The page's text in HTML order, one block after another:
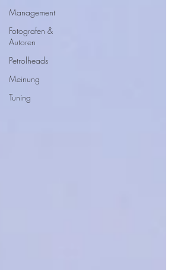
Management
Fotografen &
Autoren
Petrolheads
Meinung
Tuning